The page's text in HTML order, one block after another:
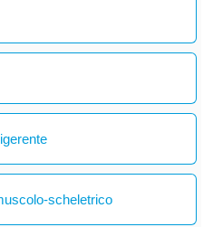
scheletrico